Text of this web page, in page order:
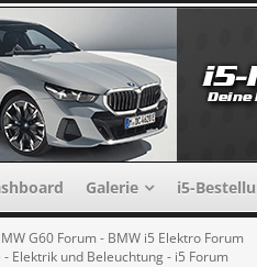
Galerie i5-
G60 Forum - BMW i5 Elektro Forum
Elektrik und Beleuchtung - i5 Forum